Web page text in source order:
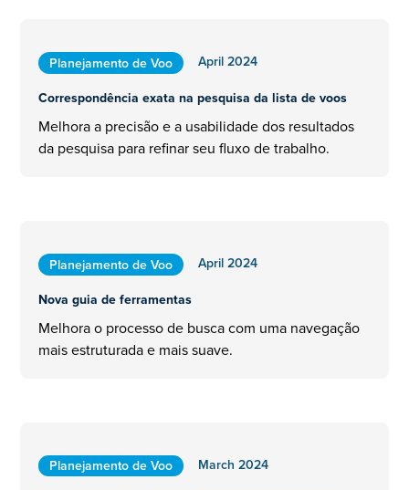
Planejamento de Voo
April 2024
Correspondência exata na pesquisa da lista de voos
Melhora a precisão e a usabilidade dos resultados
da pesquisa para refinar seu fluxo de trabalho.
Planejamento de Voo
April 2024
Nova guia de ferramentas
Melhora o processo de busca com uma navegação
mais estruturada e mais suave.
Planejamento de Voo
March 2024